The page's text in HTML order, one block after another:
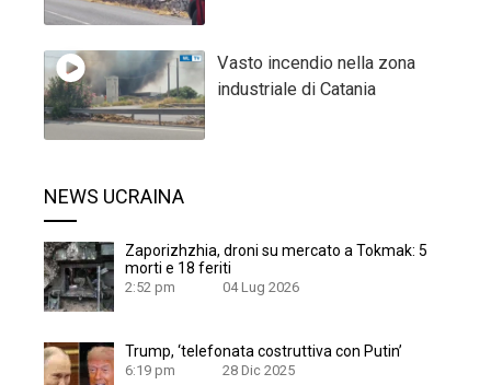
Vasto incendio nella zona
industriale di Catania
NEWS UCRAINA
Zaporizhzhia, droni su mercato a Tokmak: 5
morti e 18 feriti
2:52 pm 04 Lug 2026
Trump, ‘telefonata costruttiva con Putin’
6:19 pm 28 Dic 2025